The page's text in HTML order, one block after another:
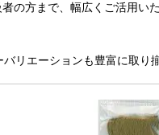
の方まで、幅広くご活用いた
リエーションも豊富に取り